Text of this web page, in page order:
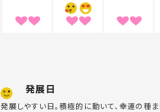
発展日
発展しやすい日。積極的に動いて、幸運の種ま